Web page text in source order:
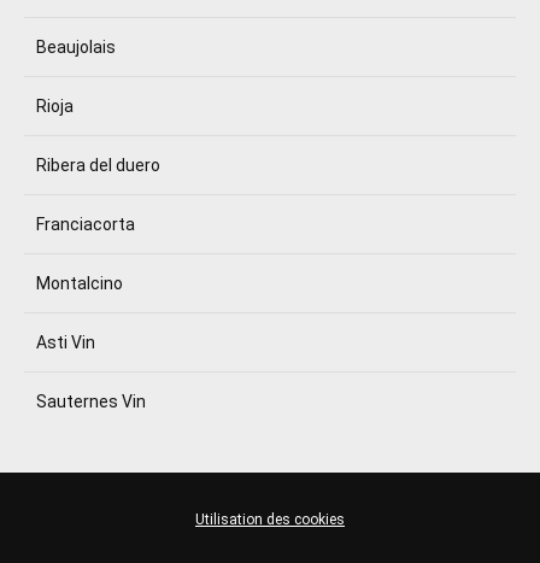
Beaujolais
Rioja
Ribera del duero
Franciacorta
Montalcino
Asti Vin
Sauternes Vin
Utilisation des cookies